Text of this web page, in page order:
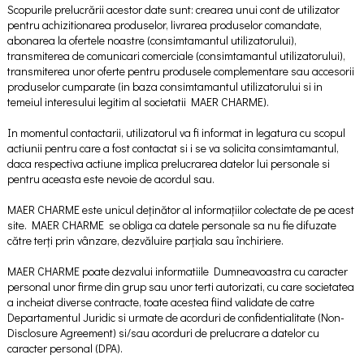
Scopurile prelucrării acestor date sunt: crearea unui cont de utilizator
pentru achizitionarea produselor, livrarea produselor comandate,
abonarea la ofertele noastre (consimtamantul utilizatorului),
transmiterea de comunicari comerciale (consimtamantul utilizatorului),
transmiterea unor oferte pentru produsele complementare sau accesorii
produselor cumparate (in baza consimtamantul utilizatorului si in
temeiul interesului legitim al societatii MAER CHARME).
In momentul contactarii, utilizatorul va fi informat in legatura cu scopul
actiunii pentru care a fost contactat si i se va solicita consimtamantul,
daca respectiva actiune implica prelucrarea datelor lui personale si
pentru aceasta este nevoie de acordul sau.
MAER CHARME este unicul deținător al informațiilor colectate de pe acest
site. MAER CHARME se obliga ca datele personale sa nu fie difuzate
către terți prin vânzare, dezvăluire parțiala sau închiriere.
MAER CHARME poate dezvalui informatiile Dumneavoastra cu caracter
personal unor firme din grup sau unor terti autorizati, cu care societatea
a incheiat diverse contracte, toate acestea fiind validate de catre
Departamentul Juridic si urmate de acorduri de confidentialitate (Non-
Disclosure Agreement) si/sau acorduri de prelucrare a datelor cu
caracter personal (DPA).